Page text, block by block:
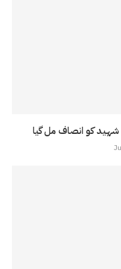
کو انصاف مل گیا